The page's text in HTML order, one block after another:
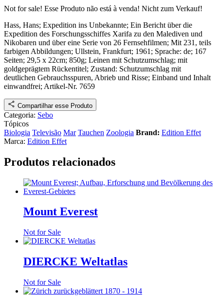
Not for sale! Esse Produto não está à venda! Nicht zum Verkauf!
Hass, Hans; Expedition ins Unbekannte; Ein Bericht über die
Expedition des Forschungsschiffes Xarifa zu den Malediven und
Nikobaren und über eine Serie von 26 Fernsehfilmen; Mit 231, teils
farbigen Abbildungen; Ullstein, Frankfurt; 1961 ; Sprache: de; 167
Seiten; 29,5 x 22cm; 850g; Leinen mit Schutzumschlag; mit
goldgeprägtem Rückentitel; Zustand: Schutzumschlag mit
deutlichen Gebrauchsspuren, Abrieb und Risse; Einband und Inhalt
einwandfrei; Artikel-Nr. 7659
Compartilhar esse Produto
Categoria: Sebo
Tópicos
Biologia Televisão Mar Tauchen Zoologia Brand: Edition Effet
Marca: Edition Effet
Produtos relacionados
Mount Everest
Not for Sale
DIERCKE Weltatlas
Not for Sale